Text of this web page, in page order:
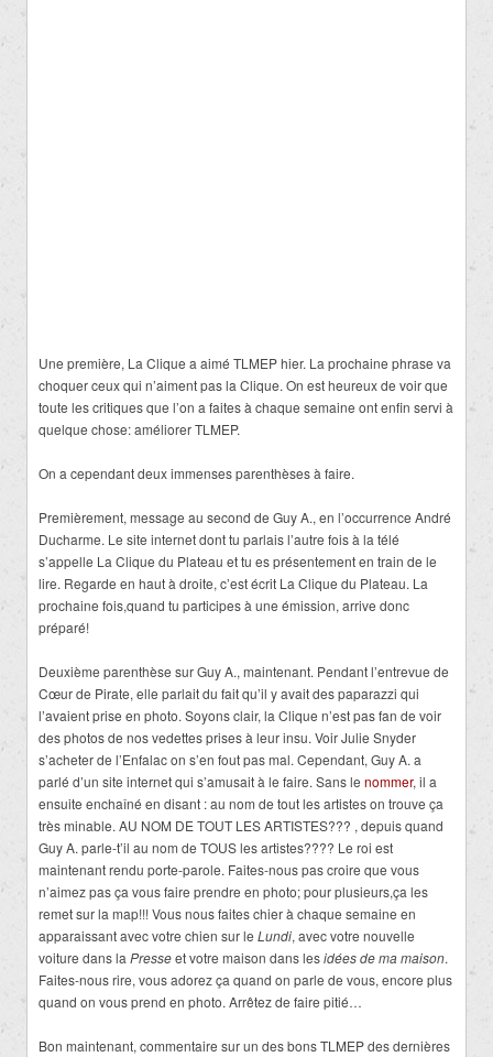
Une première, La Clique a aimé TLMEP hier. La prochaine phrase va
choquer ceux qui n’aiment pas la Clique. On est heureux de voir que
toute les critiques que l’on a faites à chaque semaine ont enfin servi à
quelque chose: améliorer TLMEP.
On a cependant deux immenses parenthèses à faire.
Premièrement, message au second de Guy A., en l’occurrence André
Ducharme. Le site internet dont tu parlais l’autre fois à la télé
s’appelle La Clique du Plateau et tu es présentement en train de le
lire. Regarde en haut à droite, c’est écrit La Clique du Plateau. La
prochaine fois,quand tu participes à une émission, arrive donc
préparé!
Deuxième parenthèse sur Guy A., maintenant. Pendant l’entrevue de
Cœur de Pirate, elle parlait du fait qu’il y avait des paparazzi qui
l’avaient prise en photo. Soyons clair, la Clique n’est pas fan de voir
des photos de nos vedettes prises à leur insu. Voir Julie Snyder
s’acheter de l’Enfalac on s’en fout pas mal. Cependant, Guy A. a
parlé d’un site internet qui s’amusait à le faire. Sans le nommer, il a
ensuite enchaîné en disant : au nom de tout les artistes on trouve ça
très minable. AU NOM DE TOUT LES ARTISTES??? , depuis quand
Guy A. parle-t’il au nom de TOUS les artistes???? Le roi est
maintenant rendu porte-parole. Faites-nous pas croire que vous
n’aimez pas ça vous faire prendre en photo; pour plusieurs,ça les
remet sur la map!!! Vous nous faites chier à chaque semaine en
apparaissant avec votre chien sur le Lundi, avec votre nouvelle
voiture dans la Presseet votre maison dans lesidées de ma maison.
Faites-nous rire, vous adorez ça quand on parle de vous, encore plus
quand on vous prend en photo. Arrêtez de faire pitié…
Bon maintenant, commentaire sur un des bons TLMEP des dernières